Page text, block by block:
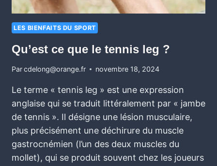
LES BIENFAITS DU SPORT
Qu’est ce que le tennis leg ?
Parcdelong@orange.fr novembre 18, 2024
Le terme « tennis leg » est une expression
anglaise qui se traduit littéralement par « jambe
de tennis ». Il désigne une lésion musculaire,
plus précisément une déchirure du muscle
gastrocnémien (l’un des deux muscles du
mollet), qui se produit souvent chez les joueurs